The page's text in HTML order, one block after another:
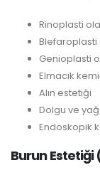
Rinoplasti
Blefaroplasti
Genioplasti
Elmacık
Alın estetiği
Dolgu ve
Endoskopik
Burun